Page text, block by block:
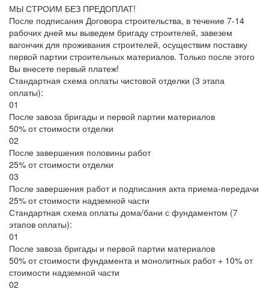
МЫ СТРОИМ БЕЗ ПРЕДОПЛАТ!
После подписания Договора строительства, в течение 7-14
рабочих дней мы выведем бригаду строителей, завезем
вагончик для проживания строителей, осуществим поставку
первой партии строительных материалов. Только после этого
Вы внесете первый платеж!
Стандартная схема оплаты чистовой отделки (3 этапа
оплаты):
01
После завоза бригады и первой партии материалов
50% от стоимости отделки
02
После завершения половины работ
25% от стоимости отделки
03
После завершения работ и подписания акта приема-передачи
25% от стоимости надземной части
Стандартная схема оплаты дома/бани с фундаментом (7
этапов оплаты):
01
После завоза бригады и первой партии материалов
50% от стоимости фундамента и монолитных работ + 10% от
стоимости надземной части
02